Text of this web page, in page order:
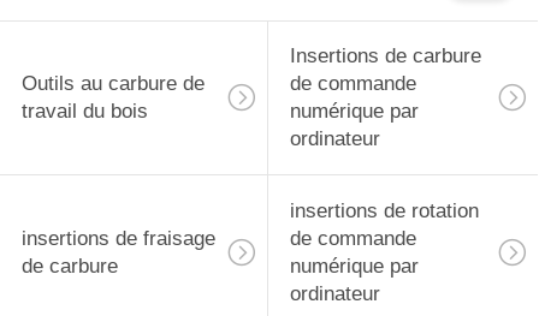
Outils au carbure de
travail du bois
Insertions de carbure
de commande
numérique par
ordinateur
insertions de fraisage
de carbure
insertions de rotation
de commande
numérique par
ordinateur